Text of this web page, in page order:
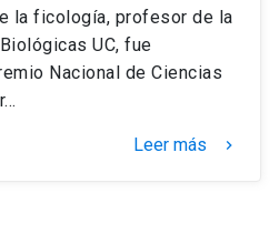
la ficología, profesor de la
UC, fue
Nacional de Ciencias
Leer más keyboard_arrow_right